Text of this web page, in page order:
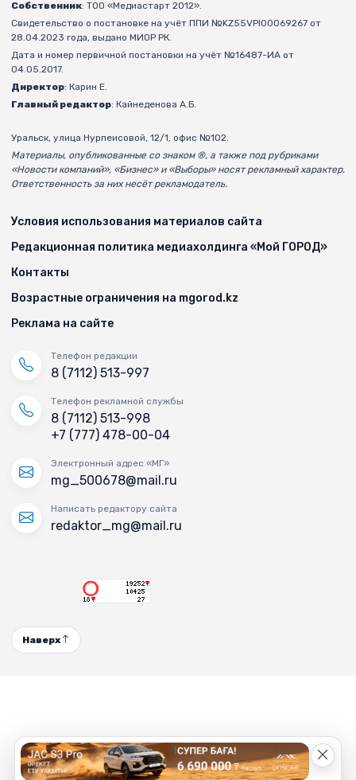
Собственник: ТОО «Медиастарт 2012».
Свидетельство о постановке на учёт ППИ №KZ55VPI00069267 от
28.04.2023 года, выдано МИОР РК.
Дата и номер первичной постановки на учёт №16487-ИА от
04.05.2017.
Директор: Карин Е.
Главный редактор: Кайнеденова А.Б.
Уральск, улица Нурпеисовой, 12/1, офис №102.
Материалы, опубликованные со знаком ®, а также под рубриками
«Новости компаний», «Бизнес» и «Выборы» носят рекламный характер.
Ответственность за них несёт рекламодатель.
Условия использования материалов сайта
Редакционная политика медиахолдинга «Мой ГОРОД»
Контакты
Возрастные ограничения на mgorod.kz
Реклама на сайте
Телефон редакции
8 (7112) 513-997
Телефон рекламной службы
8 (7112) 513-998
+7 (777) 478-00-04
Электронный адрес «МГ»
mg_500678@mail.ru
Написать редактору сайта
redaktor_mg@mail.ru
Наверх